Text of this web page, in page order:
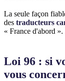
La seule façon
des traducteurs
« France d'abord ».
Loi 96 : si
vous